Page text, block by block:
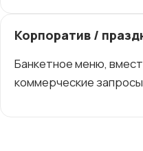
Корпоратив /
Банкетное меню,
коммерческие